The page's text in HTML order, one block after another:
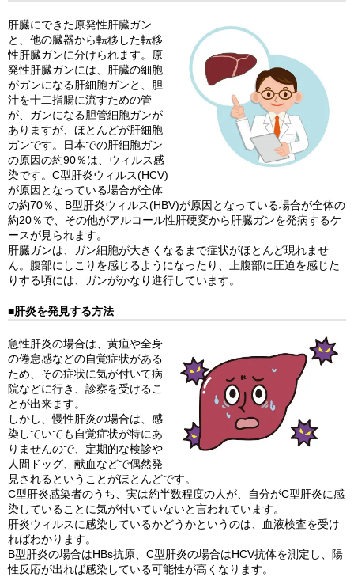
肝臓にできた原発性肝臓ガン
と、他の臓器から転移した転移
性肝臓ガンに分けられます。原
発性肝臓ガンには、肝臓の細胞
がガンになる肝細胞ガンと、胆
汁を十二指腸に流すための管
が、ガンになる胆管細胞ガンが
ありますが、ほとんどが肝細胞
ガンです。日本での肝細胞ガン
の原因の約90％は、ウィルス感
染です。C型肝炎ウィルス(HCV)
が原因となっている場合が全体
の約70％、B型肝炎ウィルス(HBV)が原因となっている場合が全体の
約20％で、その他がアルコール性肝硬変から肝臓ガンを発病するケ
ースが見られます。
肝臓ガンは、ガン細胞が大きくなるまで症状がほとんど現れませ
ん。腹部にしこりを感じるようになったり、上腹部に圧迫を感じた
りする頃には、ガンがかなり進行しています。
■肝炎を発見する方法
急性肝炎の場合は、黄疸や全身
の倦怠感などの自覚症状がある
ため、その症状に気が付いて病
院などに行き、診察を受けるこ
とが出来ます。
しかし、慢性肝炎の場合は、感
染していても自覚症状が特にあ
りませんので、定期的な検診や
人間ドッグ、献血などで偶然発
見されるということがほとんどです。
C型肝炎感染者のうち、実は約半数程度の人が、自分がC型肝炎に感
染していることに気が付いていないと言われています。
肝炎ウィルスに感染しているかどうかというのは、血液検査を受け
ればわかります。
B型肝炎の場合はHBs抗原、C型肝炎の場合はHCV抗体を測定し、陽
性反応が出れば感染している可能性が高くなります。